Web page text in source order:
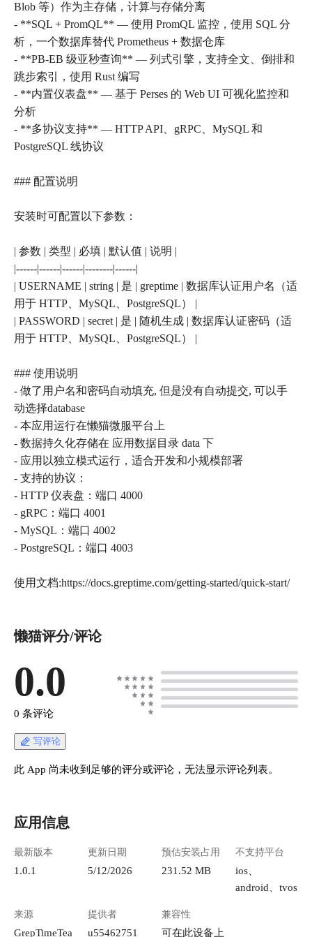
Blob 等）作为主存储，计算与存储分离
- **SQL + PromQL** — 使用 PromQL 监控，使用 SQL 分
析，一个数据库替代 Prometheus + 数据仓库
- **PB-EB 级亚秒查询** — 列式引擎，支持全文、倒排和
跳步索引，使用 Rust 编写
- **内置仪表盘** — 基于 Perses 的 Web UI 可视化监控和
分析
- **多协议支持** — HTTP API、gRPC、MySQL 和
PostgreSQL 线协议
### 配置说明
安装时可配置以下参数：
| 参数 | 类型 | 必填 | 默认值 | 说明 |
|------|------|------|--------|------|
| USERNAME | string | 是 | greptime | 数据库认证用户名（适
用于 HTTP、MySQL、PostgreSQL） |
| PASSWORD | secret | 是 | 随机生成 | 数据库认证密码（适
用于 HTTP、MySQL、PostgreSQL） |
### 使用说明
- 做了用户名和密码自动填充, 但是没有自动提交, 可以手
动选择database
- 本应用运行在懒猫微服平台上
- 数据持久化存储在 应用数据目录 data 下
- 应用以独立模式运行，适合开发和小规模部署
- 支持的协议：
- HTTP 仪表盘：端口 4000
- gRPC：端口 4001
- MySQL：端口 4002
- PostgreSQL：端口 4003
使用文档:https://docs.greptime.com/getting-started/quick-start/
懒猫评分/评论
0.0
0 条评论
写评论
此 App 尚未收到足够的评分或评论，无法显示评论列表。
应用信息
最新版本
1.0.1
更新日期
5/12/2026
预估安装占用
231.52 MB
不支持平台
ios、
android、tvos
来源
GrepTimeTea
提供者
u55462751
兼容性
可在此设备上